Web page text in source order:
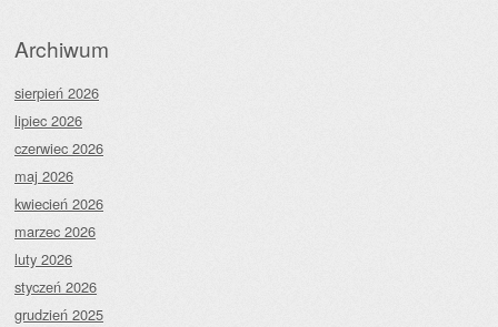
Archiwum
sierpień 2026
lipiec 2026
czerwiec 2026
maj 2026
kwiecień 2026
marzec 2026
luty 2026
styczeń 2026
grudzień 2025